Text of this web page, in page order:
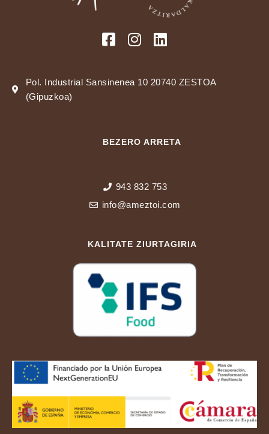
Pol. Industrial Sansinenea 10 20740 ZESTOA
(Gipuzkoa)
BEZERO ARRETA
943 832 753
info@ameztoi.com
KALITATE ZIURTAGIRIA